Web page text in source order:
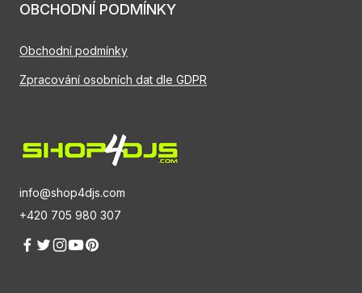
info@shop4djs.com
+420 705 980 307
OBCHODNÍ PODMÍNKY
Obchodní podmínky
Zpracování osobních dat dle GDPR